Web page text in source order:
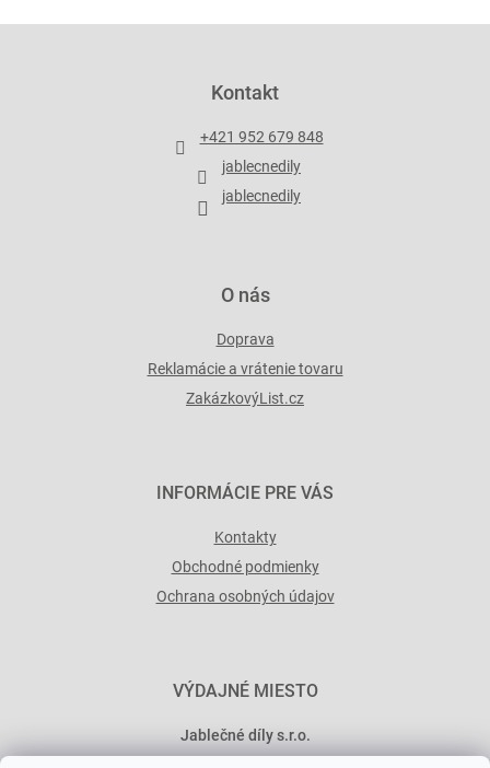
Kontakt
+421 952 679 848
jablecnedily
jablecnedily
O nás
Doprava
Reklamácie a vrátenie tovaru
ZakázkovýList.cz
INFORMÁCIE PRE VÁS
Kontakty
Obchodné podmienky
Ochrana osobných údajov
VÝDAJNÉ MIESTO
Jablečné díly s.r.o.